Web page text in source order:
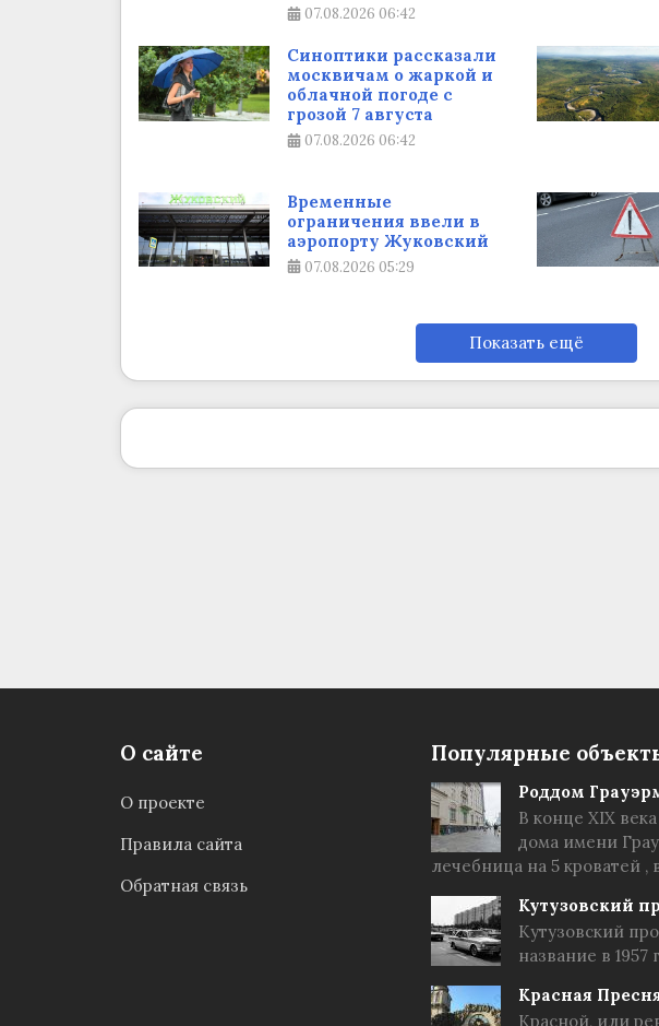
07.08.2026 06:42
Синоптики рассказали
москвичам о жаркой и
облачной погоде с
грозой 7 августа
07.08.2026 06:42
Временные
ограничения ввели в
аэропорту Жуковский
07.08.2026 05:29
Показать ещё
О сайте
О проекте
Правила сайта
Обратная связь
Популярные
Роддом
В конце XIX
дома имени
лечебница на 5 кроватей ,
Кутузовский
Кутузовский
название в 1957
Красная
Красной, или